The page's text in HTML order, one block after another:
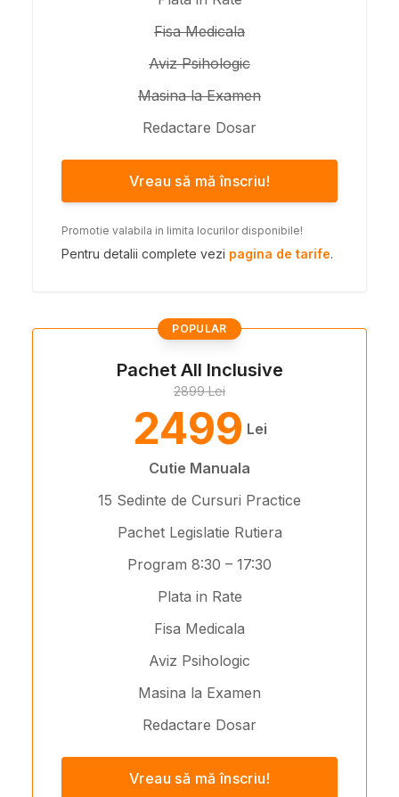
Fisa Medicala
Aviz Psihologic
Masina la Examen
Redactare Dosar
Vreau să mă înscriu!
Promotie valabila in limita locurilor disponibile!
Pentru detalii complete vezi pagina de tarife.
POPULAR
Pachet All Inclusive
2899 Lei
2499 Lei
Cutie Manuala
15 Sedinte de Cursuri Practice
Pachet Legislatie Rutiera
Program 8:30 – 17:30
Plata in Rate
Fisa Medicala
Aviz Psihologic
Masina la Examen
Redactare Dosar
Vreau să mă înscriu!